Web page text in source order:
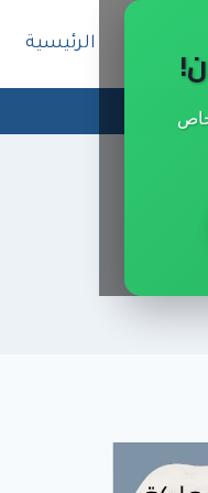
الرئيسية